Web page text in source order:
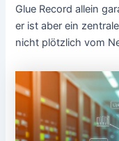
Glue Record allein
er ist aber ein
nicht plötzlich vom